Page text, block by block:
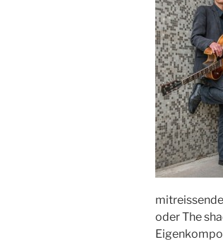
oder The